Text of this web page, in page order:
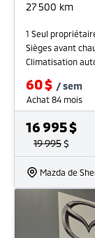
27 500 km
1 Seul
Sièges avant
Climatisation
60$ /sem
Achat 84 mois
16 995$
19 995$
Mazda de